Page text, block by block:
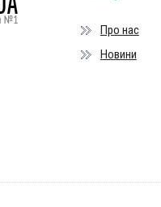
Про нас
Новини